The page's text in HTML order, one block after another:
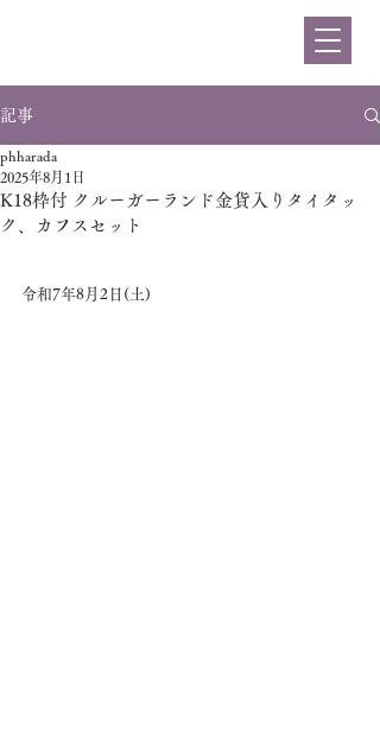
記事
K18枠付 クルーガーランド金貨入りタイタッ
ク、カフスセット
phharada
2025年8月1日
令和7年8月2日(土)